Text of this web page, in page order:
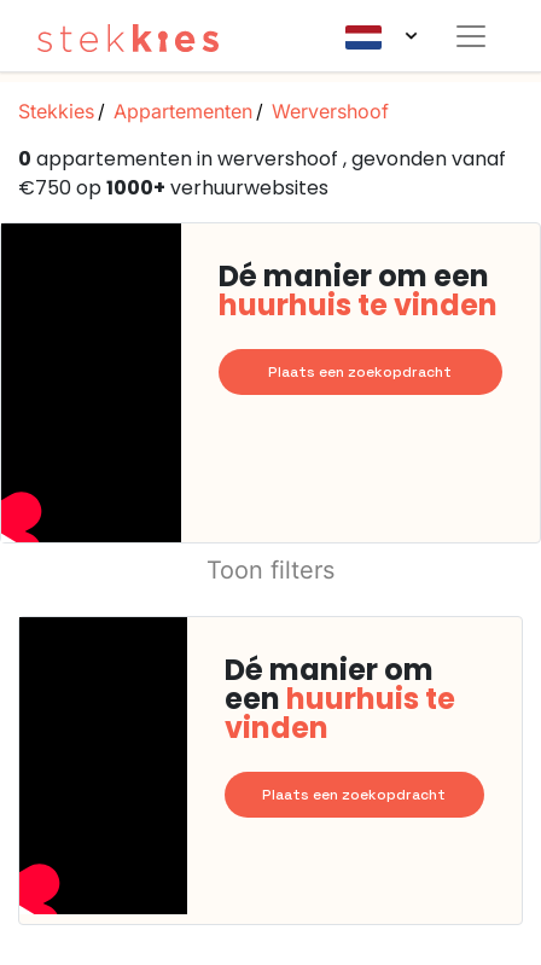
Stekkies Appartementen Wervershoof
0 appartementen in wervershoof , gevonden vanaf
€750 op1000+ verhuurwebsites
Dé manier om een
huurhuis te vinden
Plaats een zoekopdracht
Toon filters
Dé manier om
een huurhuis te
vinden
Plaats een zoekopdracht